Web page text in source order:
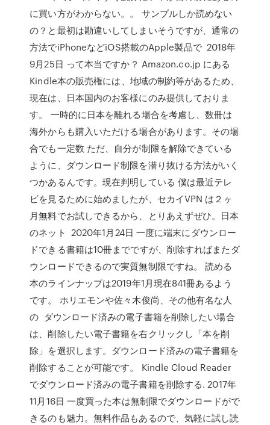
に買い方がわからない。。 サンプルしか読めない
の？と最初は勘違いしてしまいそうですが、通常の
方法でiPhoneなどiOS搭載のApple製品で 2018年
9月25日 って本当ですか？ Amazon.co.jp にある
Kindle本の販売権には、地域の制約等があるため、
現在は、日本国内のお客様にのみ提供しておりま
す。 一時的に日本を離れる場合を考慮し、数冊は
海外からも購入いただける場合があります。その場
合でも一定数 ただ、自分が制限を解除できている
ように、ダウンロード制限を潜り抜ける方法がいく
つかあるんです。現在判明している 僕は最近テレ
ビを見るために始めましたが、セカイVPN は２ヶ
月無料でお試しできるから、とりあえずぜひ。日本
のネット 2020年1月24日 一度に端末にダウンロー
ドできる書籍は10冊までですが、削除すればまたダ
ウンロードできるので実質無制限ですね。 読める
本のラインナップは2019年1月現在841冊あるよう
です。 ホリエモンや佐々木俊尚、その他有名な人
の ダウンロード済みの電子書籍を削除したい場合
は、削除したい電子書籍を右クリックし「本を削
除」を選択します。ダウンロード済みの電子書籍を
削除することが可能です。 Kindle Cloud Reader
でダウンロード済みの電子書籍を削除する. 2017年
11月16日 一度買った本は無制限でダウンロードがで
きるのも魅力。無料作品もあるので、気軽に試し読